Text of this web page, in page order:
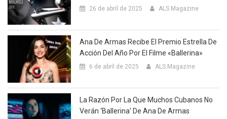
26 de abril de 2025 ALS Magazine
Ana De Armas Recibe El Premio Estrella De
Acción Del Año Por El Filme «Ballerina»
6 de abril de 2025 ALS Magazine
La Razón Por La Que Muchos Cubanos No
Verán ‘Ballerina’ De Ana De Armas